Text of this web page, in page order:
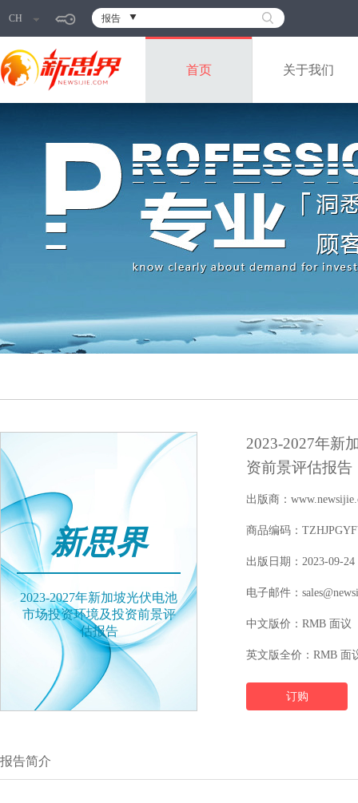
CH 报告
首页 关于我们
新思界
2023-2027年新加坡光伏电池
市场投资环境及投资前景评
估报告
2023-2027年新
资前景评估报告
出版商：
商品编码：
出版日期：2023-09-24
电子邮件：
中文版价：RMB 面议
英文版全价：RMB 面
订购
报告简介